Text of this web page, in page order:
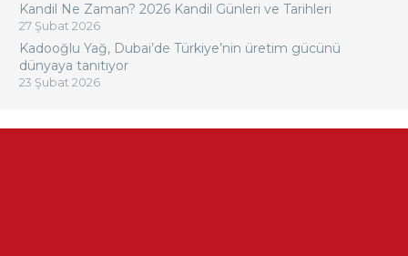
Kandil Ne Zaman? 2026 Kandil Günleri ve Tarihleri
27 Şubat 2026
Kadooğlu Yağ, Dubai’de Türkiye’nin üretim gücünü
dünyaya tanıtıyor
23 Şubat 2026